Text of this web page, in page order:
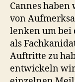
Cannes
von
lenken um bei
als
Auftritte zu
entwickeln